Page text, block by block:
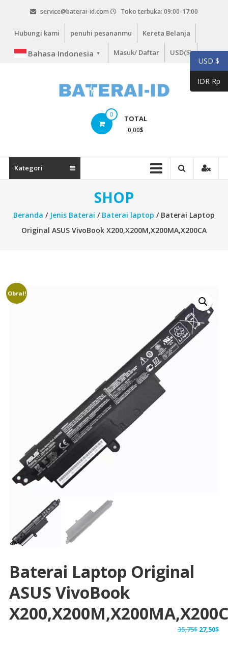
service@baterai-id.com Toko terbuka: 09:00-17:00
Hubungi kami penuhi pesananmu Kereta Belanja
Bahasa Indonesia ▼ Masuk/ Daftar USD($)
id.com
0 TOTAL
0,00$
Kategori
SHOP
Beranda / Jenis Baterai / Baterai laptop / Baterai Laptop
Original ASUS VivoBook X200,X200M,X200MA,X200CA
Obral!
Baterai Laptop Original
ASUS VivoBook
35,75$ Harga
27,50$
USD $
IDR Rp